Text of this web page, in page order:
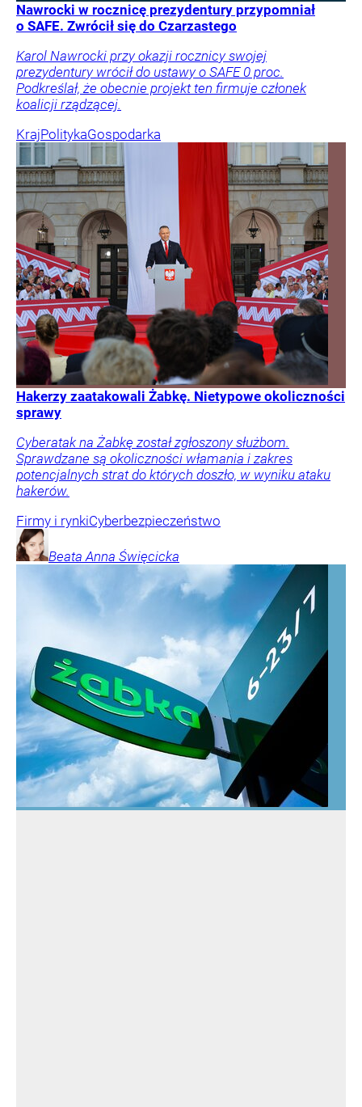
Nawrocki w rocznicę prezydentury przypomniał
o SAFE. Zwrócił się do Czarzastego
Karol Nawrocki przy okazji rocznicy swojej
prezydentury wrócił do ustawy o SAFE 0 proc.
Podkreślał, że obecnie projekt ten firmuje członek
koalicji rządzącej.
KrajPolitykaGospodarka
Hakerzy zaatakowali Żabkę. Nietypowe okoliczności
sprawy
Cyberatak na Żabkę został zgłoszony służbom.
Sprawdzane są okoliczności włamania i zakres
potencjalnych strat do których doszło, w wyniku ataku
hakerów.
Firmy i rynkiCyberbezpieczeństwo
Beata Anna Święcicka